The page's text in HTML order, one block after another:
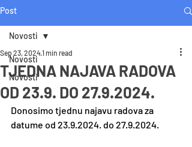
Post
Novosti
Novosti
Novosti
TJEDNA NAJAVA RADOVA
OD 23.9. DO 27.9.2024.
Sep 23, 20241 min read
Donosimo tjednu najavu radova za
datume od 23.9.2024. do 27.9.2024.